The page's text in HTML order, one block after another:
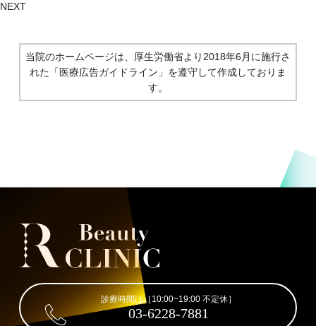
NEXT
当院のホームページは、厚生労働省より2018年6月に施行さ
れた 「医療広告ガイドライン」を遵守して作成しておりま
す。
診療時間は［10:00~19:00 不定休］
03-6228-7881